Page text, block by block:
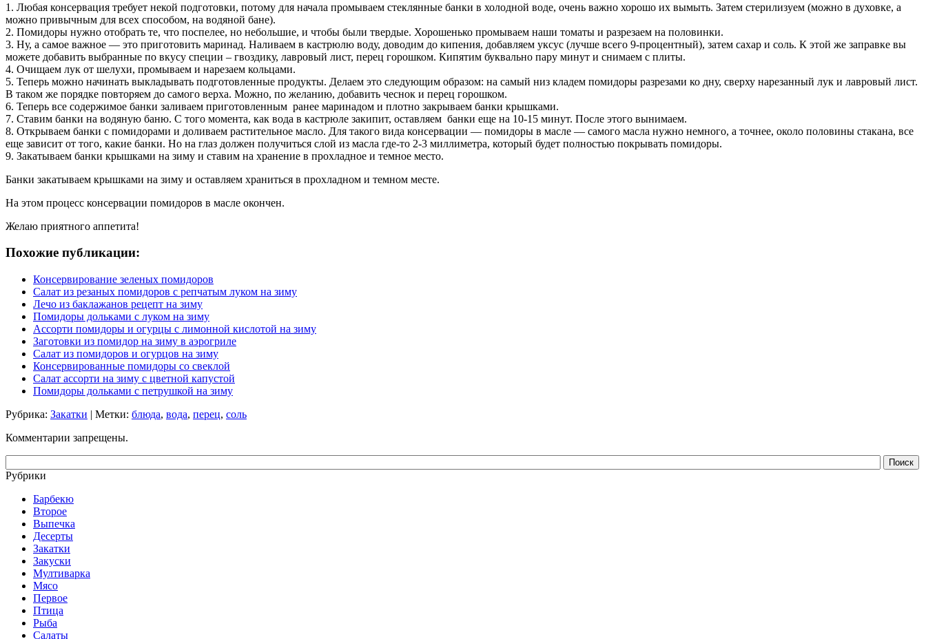
1. Любая консервация требует некой подготовки, потому для начала промываем стеклянные банки в холодной воде, очень важно хорошо их вымыть. Затем стерилизуем (можно в духовке, а
можно привычным для всех способом, на водяной бане).
2. Помидоры нужно отобрать те, что поспелее, но небольшие, и чтобы были твердые. Хорошенько промываем наши томаты и разрезаем на половинки.
3. Ну, а самое важное — это приготовить маринад. Наливаем в кастрюлю воду, доводим до кипения, добавляем уксус (лучше всего 9-процентный), затем сахар и соль. К этой же заправке вы
можете добавить выбранные по вкусу специи – гвоздику, лавровый лист, перец горошком. Кипятим буквально пару минут и снимаем с плиты.
4. Очищаем лук от шелухи, промываем и нарезаем кольцами.
5. Теперь можно начинать выкладывать подготовленные продукты. Делаем это следующим образом: на самый низ кладем помидоры разрезами ко дну, сверху нарезанный лук и лавровый лист.
В таком же порядке повторяем до самого верха. Можно, по желанию, добавить чеснок и перец горошком.
6. Теперь все содержимое банки заливаем приготовленным ранее маринадом и плотно закрываем банки крышками.
7. Ставим банки на водяную баню. С того момента, как вода в кастрюле закипит, оставляем банки еще на 10-15 минут. После этого вынимаем.
8. Открываем банки с помидорами и доливаем растительное масло. Для такого вида консервации — помидоры в масле — самого масла нужно немного, а точнее, около половины стакана, все
еще зависит от того, какие банки. Но на глаз должен получиться слой из масла где-то 2-3 миллиметра, который будет полностью покрывать помидоры.
9. Закатываем банки крышками на зиму и ставим на хранение в прохладное и темное место.
Банки закатываем крышками на зиму и оставляем храниться в прохладном и темном месте.
На этом процесс консервации помидоров в масле окончен.
Желаю приятного аппетита!
Похожие публикации:
Консервирование зеленых помидоров
Салат из резаных помидоров с репчатым луком на зиму
Лечо из баклажанов рецепт на зиму
Помидоры дольками с луком на зиму
Ассорти помидоры и огурцы с лимонной кислотой на зиму
Заготовки из помидор на зиму в аэрогриле
Салат из помидоров и огурцов на зиму
Консервированные помидоры со свеклой
Салат ассорти на зиму с цветной капустой
Помидоры дольками с петрушкой на зиму
Рубрика: Закатки | Метки: блюда, вода, перец, соль
Комментарии запрещены.
Рубрики
Барбекю
Второе
Выпечка
Десерты
Закатки
Закуски
Мултиварка
Мясо
Первое
Птица
Рыба
Салаты